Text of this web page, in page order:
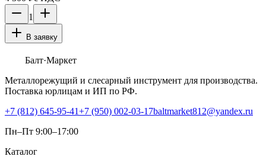
1
В заявку
Балт·Маркет
Металлорежущий и слесарный инструмент для производства.
Поставка юрлицам и ИП по РФ.
+7 (812) 645-95-41+7 (950) 002-03-17baltmarket812@yandex.ru
Пн–Пт 9:00–17:00
Каталог